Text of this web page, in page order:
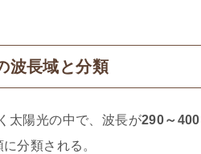
波長域と分類
太陽光の中で、波長が290～
分類される。